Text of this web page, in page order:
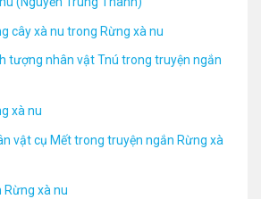
cây xà nu trong Rừng xà nu
tượng nhân vật Tnú trong truyện ngắn
xà nu
vật cụ Mết trong truyện ngắn Rừng xà
Rừng xà nu